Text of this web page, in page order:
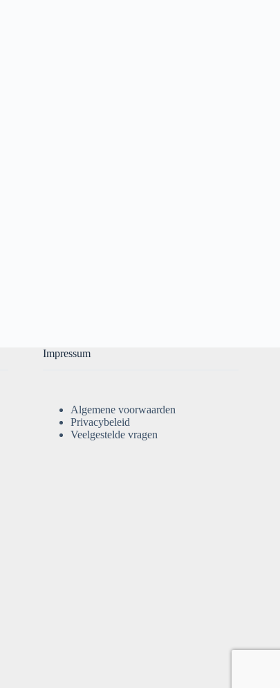
Impressum
Algemene voorwaarden
Privacybeleid
Veelgestelde vragen